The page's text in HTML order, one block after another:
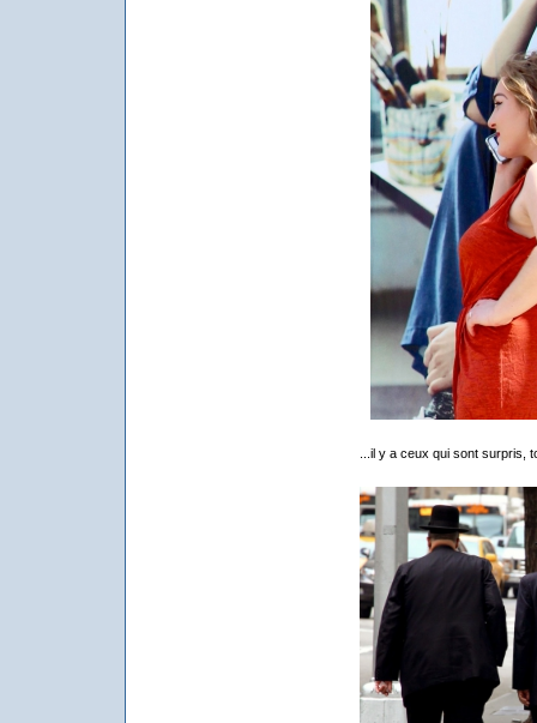
...il y a ceux qui sont surpris,